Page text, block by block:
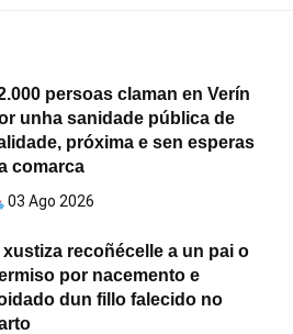
persoas claman en Verín
unha sanidade pública de
próxima e sen esperas
comarca
03 Ago 2026
xustiza recoñécelle a un pai o
por nacemento e
dun fillo falecido no